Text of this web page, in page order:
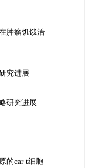
肿瘤饥饿治
究进展
研究进展
的car-t细胞